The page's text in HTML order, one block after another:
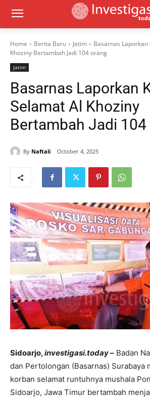
Home Berita Baru Jatim
Basarnas
Khoziny Bertambah Jadi 104 orang
Jatim
Basarnas Laporkan
Selamat Al Khoziny
Bertambah Jadi 104
By Naftali October 4, 2025
Sidoarjo,investigasi.today – Badan
dan Pertolongan (Basarnas) Surabaya
korban selamat runtuhnya mushala
Sidoarjo, Jawa Timur bertambah